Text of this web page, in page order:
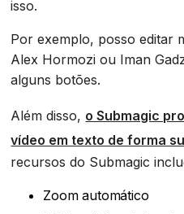
isso.
Por exemplo, posso editar
Alex Hormozi ou Iman
alguns botões.
Além disso, o Submagic
vídeo em texto de forma
recursos do Submagic
Zoom automático